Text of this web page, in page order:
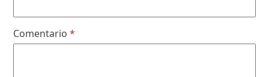
Comentario*